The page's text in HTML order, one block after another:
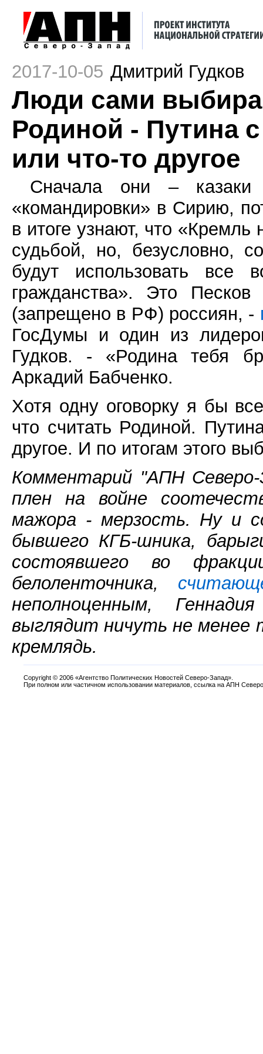
2017-10-05 Дмитрий Гудков
Люди сами
Родиной - Путина
или что-то другое
Сначала они –
«командировки» в Сирию,
в итоге узнают, что
судьбой, но, безусловно,
будут использовать все
гражданства». Это
(запрещено в РФ) россиян, -
ГосДумы и один из
Гудков. - «Родина тебя
Аркадий Бабченко.
Хотя одну оговорку я бы
что считать Родиной.
другое. И по итогам этого
Комментарий "АПН
плен на войне
мажора - мерзость. Ну и
бывшего КГБ-шника,
состоявшего во
белоленточника,
неполноценным,
выглядит ничуть не менее
кремлядь.
Copyright © 2006 «Агентство Политических Новостей Северо-Запад».
При полном или частичном использовании материалов, ссылка на АПН